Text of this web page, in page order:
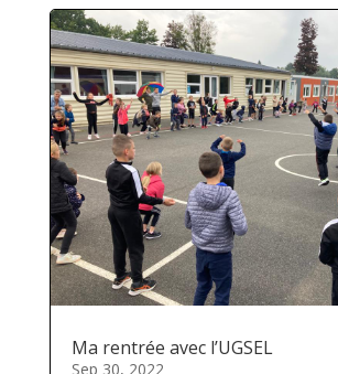
Ma rentrée avec l’UGSEL
Sep 30, 2022